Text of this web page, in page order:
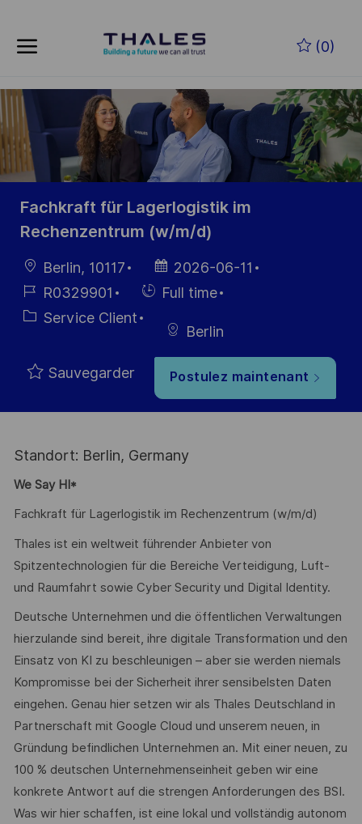
(0)
-
Fachkraft für Lagerlogistik im
Rechenzentrum (w/m/d)
localisation
Berlin, 10117
Date
d’affichage
2026-06-11
Référence
du poste
R0329901
Hiring
Type
Full time
Catégorie
Service Client
Berlin
Sauvegarder Postulez maintenant
Standort: Berlin, Germany
We Say HI*
Fachkraft für Lagerlogistik im Rechenzentrum (w/m/d)
Thales ist ein weltweit führender Anbieter von
Spitzentechnologien für die Bereiche Verteidigung, Luft-
und Raumfahrt sowie Cyber Security und Digital Identity.
Deutsche Unternehmen und die öffentlichen Verwaltungen
hierzulande sind bereit, ihre digitale Transformation und den
Einsatz von KI zu beschleunigen – aber sie werden niemals
Kompromisse bei der Sicherheit ihrer sensibelsten Daten
eingehen. Genau hier setzen wir als Thales Deutschland in
Partnerschaft mit Google Cloud und unserem neuen, in
Gründung befindlichen Unternehmen an. Mit einer neuen, zu
100 % deutschen Unternehmenseinheit geben wir eine
konkrete Antwort auf die strengen Anforderungen des BSI.
Was wir hier schaffen, ist eine lokal und vollständig autonom